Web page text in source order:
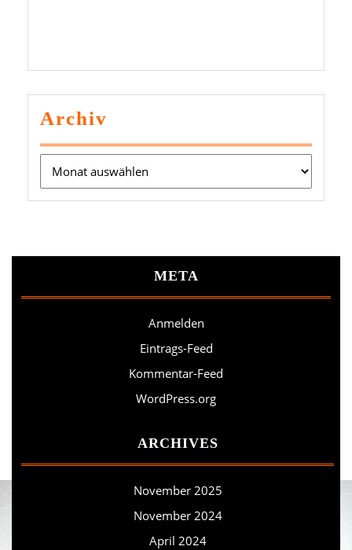
Archiv
META
Anmelden
Eintrags-Feed
Kommentar-Feed
WordPress.org
ARCHIVES
November 2025
November 2024
April 2024